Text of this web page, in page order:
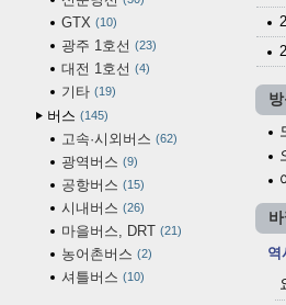
GTX 10
광주 1호선 23
대전 1호선 4
기타 19
버스 145
고속·시외버스 62
광역버스 9
공항버스 15
시내버스 26
마을버스, DRT 21
농어촌버스 2
셔틀버스 10
역